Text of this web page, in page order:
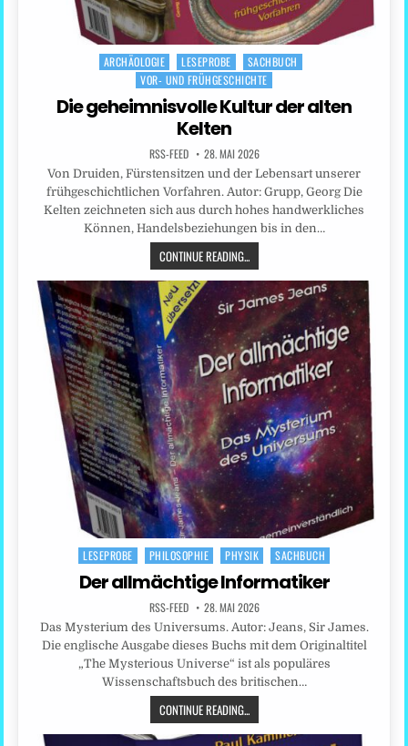
Posted
ARCHÄOLOGIE LESEPROBE
SACHBUCH
VOR- UND FRÜHGESCHICHTE
Die geheimnisvolle Kultur der alten
Kelten
RSS-FEED 28. MAI 2026
Von Druiden, Fürstensitzen und der Lebensart unserer
frühgeschichtlichen Vorfahren. Autor: Grupp, Georg Die
Kelten zeichneten sich aus durch hohes handwerkliches
Können, Handelsbeziehungen bis in den…
CONTINUE READING...
Posted
in
LESEPROBE PHILOSOPHIE PHYSIK SACHBUCH
Der allmächtige Informatiker
RSS-FEED 28. MAI 2026
Das Mysterium des Universums. Autor: Jeans, Sir James.
Die englische Ausgabe dieses Buchs mit dem Originaltitel
„The Mysterious Universe“ ist als populäres
Wissenschaftsbuch des britischen…
CONTINUE READING...